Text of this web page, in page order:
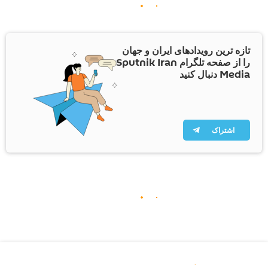
تازه ترین رویدادهای ایران و جهان
را از صفحه تلگرام Sputnik Iran
Media دنبال کنید
اشتراک